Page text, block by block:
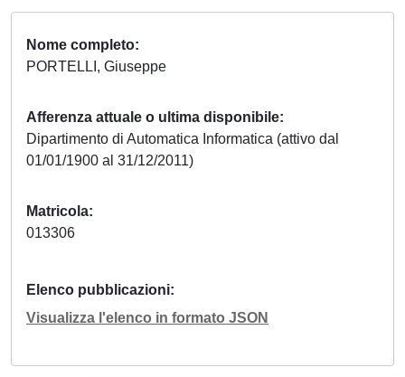
Nome completo
PORTELLI, Giuseppe
Afferenza attuale o ultima disponibile
Dipartimento di Automatica Informatica (attivo dal
01/01/1900 al 31/12/2011)
Matricola
013306
Elenco pubblicazioni
Visualizza l'elenco in formato JSON